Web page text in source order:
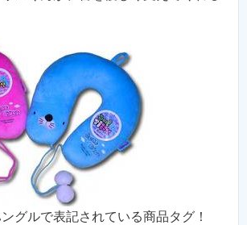
グルで表記されている商品タグ！